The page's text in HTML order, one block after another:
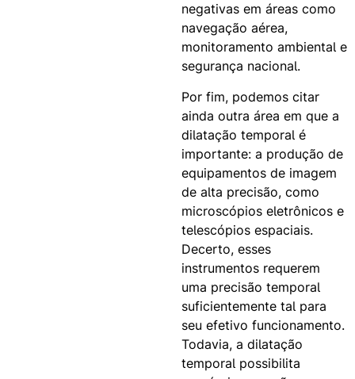
negativas em áreas como
navegação aérea,
monitoramento ambiental e
segurança nacional.
Por fim, podemos citar
ainda outra área em que a
dilatação temporal é
importante: a produção de
equipamentos de imagem
de alta precisão, como
microscópios eletrônicos e
telescópios espaciais.
Decerto, esses
instrumentos requerem
uma precisão temporal
suficientemente tal para
seu efetivo funcionamento.
Todavia, a dilatação
temporal possibilita